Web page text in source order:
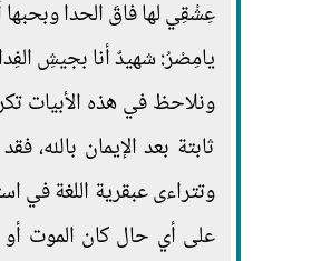
عِشْقِي لها فاقَ الحدا
يامِصْرُ: شهيدٌ أنا بجيشِ
ونلاحظ في هذه الأبيات
ثابتة بعد الإيمان
وتتراءى عبقرية اللغة في
على أي حال كان الموت أو